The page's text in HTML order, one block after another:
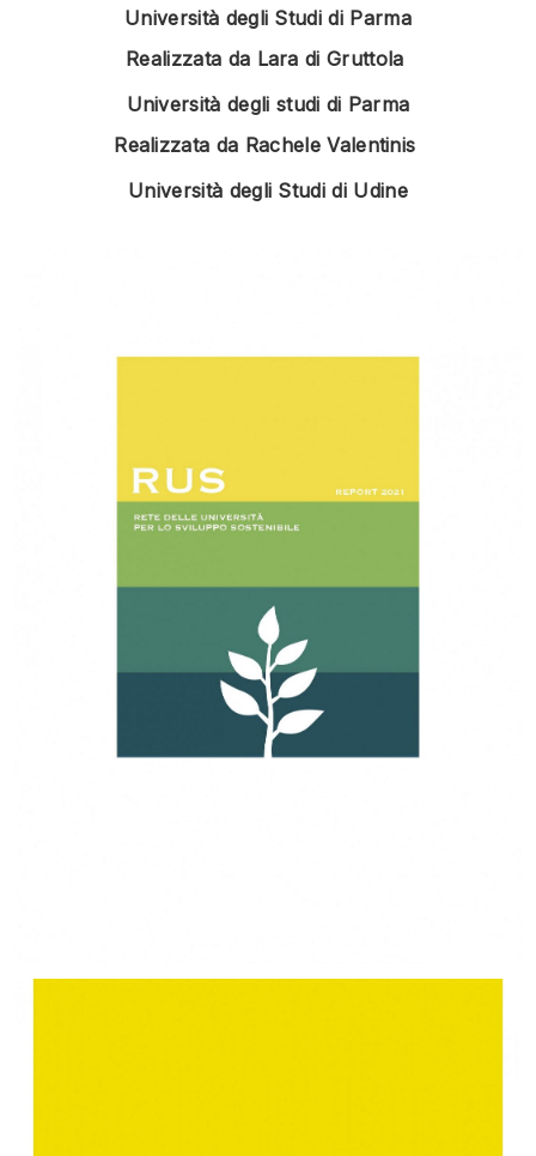
Università degli Studi di Parma
Realizzata da Lara di Gruttola
Università degli studi di Parma
Realizzata da Rachele Valentinis
Università degli Studi di Udine